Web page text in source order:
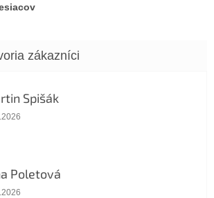
Spišák
obchodu je 5 z 5 hviezdičiek.
Poletová
obchodu je 5 z 5 hviezdičiek.